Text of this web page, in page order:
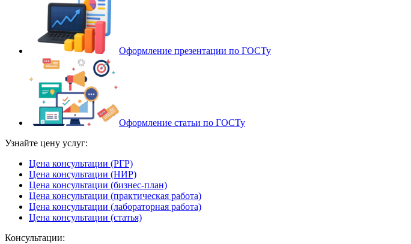
Оформление презентации по ГОСТу
Оформление статьи по ГОСТу
Узнайте цену услуг:
Цена консультации (РГР)
Цена консультации (НИР)
Цена консультации (бизнес-план)
Цена консультации (практическая работа)
Цена консультации (лабораторная работа)
Цена консультации (статья)
Консультации: